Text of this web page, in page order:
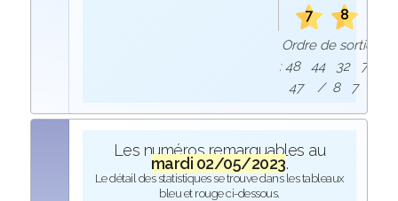
7
8
Ordre de sortie
: 48 44 32 7
47 / 8 7
Les numéros remarquables au
mardi 02/05/2023.
Le détail des statistiques se trouve dans les tableaux
bleu et rouge ci-dessous.